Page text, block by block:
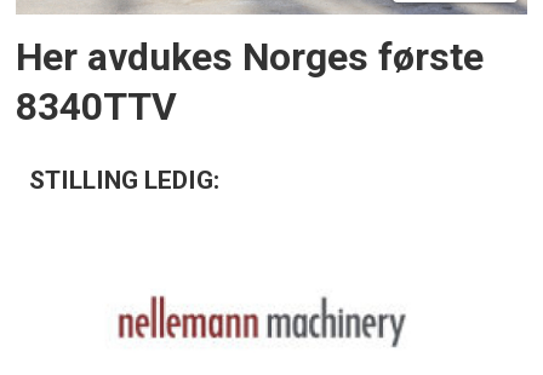
Her avdukes Norges første
8340TTV
STILLING LEDIG: